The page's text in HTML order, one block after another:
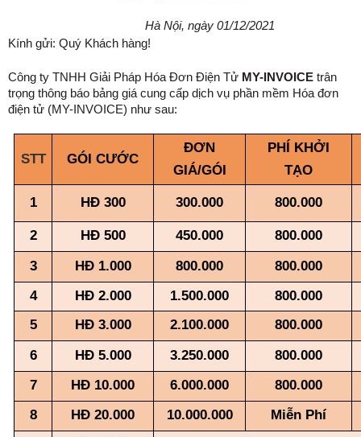
Hà Nội, ngày 01/12/2021
Kính gửi: Quý Khách hàng!
Công ty TNHH Giải Pháp Hóa Đơn Điện Tử MY-INVOICE trân
trọng thông báo bảng giá cung cấp dịch vụ phần mềm Hóa đơn
điện tử (MY-INVOICE) như sau:
STT GÓI CƯỚC
ĐƠN
GIÁ/GÓI
PHÍ KHỞI
TẠO
1
HĐ 300 300.000 800.000
2 HĐ 500 450.000
800.000
3
HĐ 1.000 800.000
800.000
4
HĐ 2.000 1.500.000
800.000
5
HĐ 3.000 2.100.000
800.000
6
HĐ 5.000 3.250.000
800.000
7
HĐ 10.000 6.000.000
800.000
8
HĐ 20.000 10.000.000 Miễn Phí